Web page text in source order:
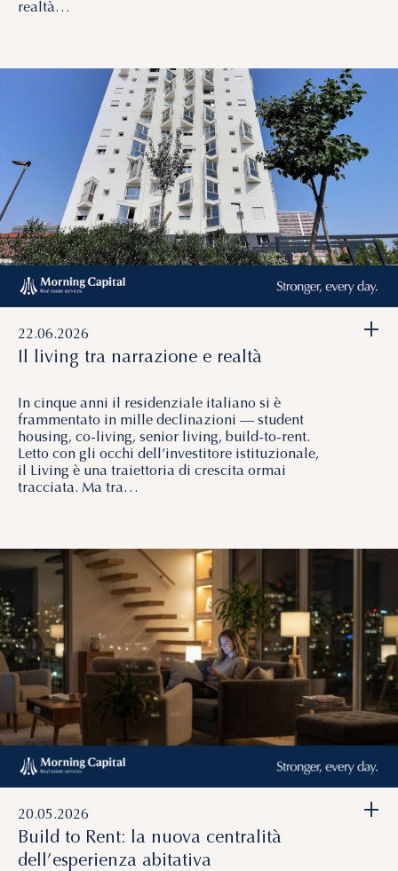
realtà…
22.06.2026
Il living tra narrazione e realtà
In cinque anni il residenziale italiano si è
frammentato in mille declinazioni — student
housing, co-living, senior living, build-to-rent.
Letto con gli occhi dell’investitore istituzionale,
il Living è una traiettoria di crescita ormai
tracciata. Ma tra…
+
20.05.2026
Build to Rent: la nuova centralità
dell’esperienza abitativa
+